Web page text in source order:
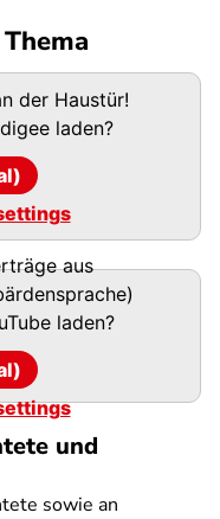
der Haustür!
laden?
aus
laden?
und
sowie an